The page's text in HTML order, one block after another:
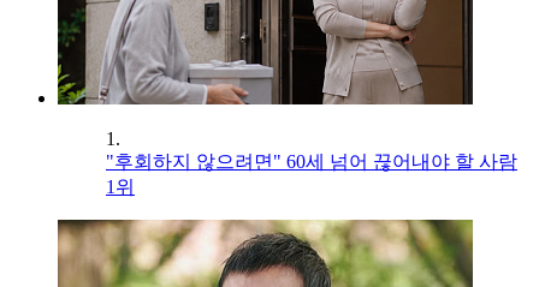
1.
"후회하지 않으려면" 60세 넘어 끊어내야 할 사람
1위